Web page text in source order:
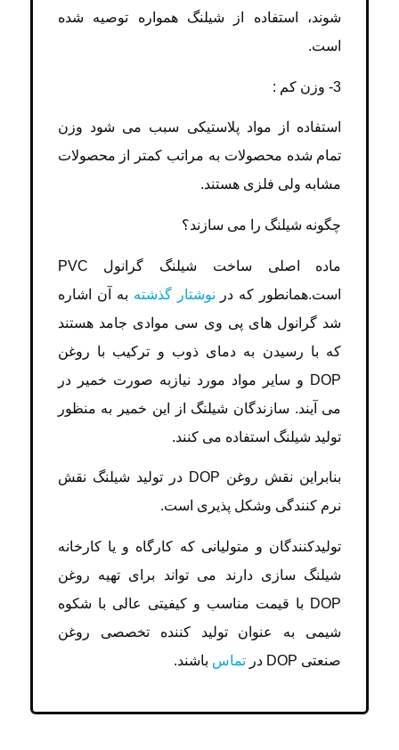
شوند، استفاده از شیلنگ همواره توصیه شده
است.
3- وزن کم :
استفاده از مواد پلاستیکی سبب می شود وزن
تمام شده محصولات به مراتب کمتر از محصولات
مشابه ولی فلزی هستند.
چگونه شیلنگ را می سازند؟
ماده اصلی ساخت شیلنگ گرانول PVC
است.همانطور که در نوشتار گذشته به آن اشاره
شد گرانول های پی وی سی موادی جامد هستند
که با رسیدن به دمای ذوب و ترکیب با روغن
DOP و سایر مواد مورد نیازبه صورت خمیر در
می آیند. سازندگان شیلنگ از این خمیر به منظور
تولید شیلنگ استفاده می کنند.
بنابراین نقش روغن DOP در تولید شیلنگ نقش
نرم کنندگی وشکل پذیری است.
تولیدکنندگان و متولیانی که کارگاه و یا کارخانه
شیلنگ سازی دارند می تواند برای تهیه روغن
DOP با قیمت مناسب و کیفیتی عالی با شکوه
شیمی به عنوان تولید کننده تخصصی روغن
صنعتی DOP در
تماس باشند.